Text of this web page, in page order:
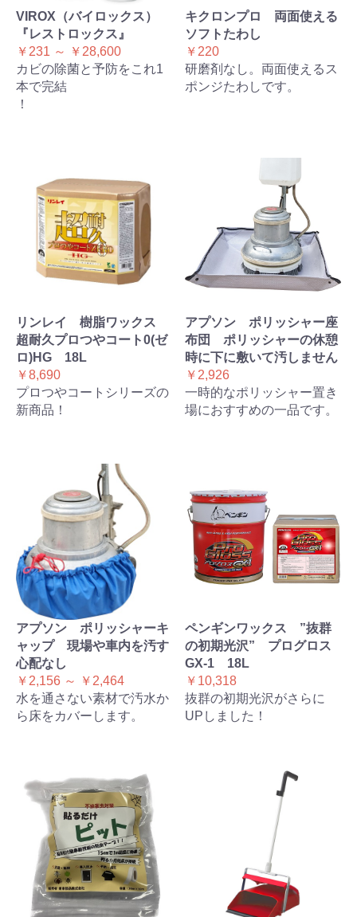
VIROX（バイロックス）
『レストロックス』
￥231 ～ ￥28,600
カビの除菌と予防をこれ1
本で完結
！
キクロンプロ 両面使える
ソフトたわし
￥220
研磨剤なし。両面使えるス
ポンジたわしです。
リンレイ 樹脂ワックス
超耐久プロつやコート0(ゼ
ロ)HG 18L
￥8,690
プロつやコートシリーズの
新商品！
アプソン ポリッシャー座
布団 ポリッシャーの休憩
時に下に敷いて汚しません
￥2,926
一時的なポリッシャー置き
場におすすめの一品です。
アプソン ポリッシャーキ
ャップ 現場や車内を汚す
心配なし
￥2,156 ～ ￥2,464
水を通さない素材で汚水か
ら床をカバーします。
ペンギンワックス ”抜群
の初期光沢” プログロス
GX-1 18L
￥10,318
抜群の初期光沢がさらに
UPしました！